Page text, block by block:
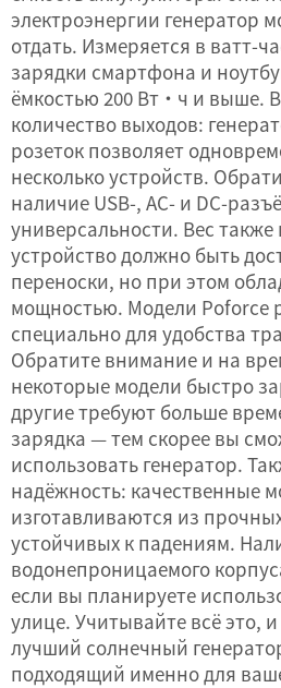
электроэнергии генератор
отдать. Измеряется в ватт-
зарядки смартфона и
ёмкостью 200 Вт·ч и выше.
количество выходов:
розеток позволяет
несколько устройств.
наличие USB-, AC- и DC-
универсальности. Вес
устройство должно быть
переноски, но при этом
мощностью. Модели Poforce
специально для удобства
Обратите внимание и на
некоторые модели быстро
другие требуют больше
зарядка — тем скорее вы
использовать генератор.
надёжность: качественные
изготавливаются из
устойчивых к падениям.
водонепроницаемого
если вы планируете
улице. Учитывайте всё это,
лучший солнечный
подходящий именно для